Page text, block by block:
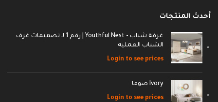
أحدث المنتجات
غرفة شباب - Youthful Nest | رقم 1 لـ تصميمات غرف
الشباب العمليه
Login to see prices
Ivory صوفا
Login to see prices